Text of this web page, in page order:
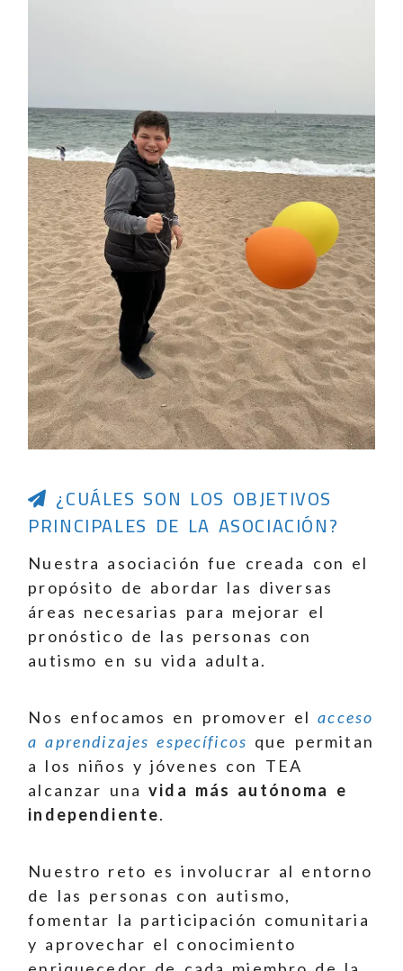
¿CUÁLES SON LOS OBJETIVOS
PRINCIPALES DE LA ASOCIACIÓN?
Nuestra asociación fue creada con el
propósito de abordar las diversas
áreas necesarias para mejorar el
pronóstico de las personas con
autismo en su vida adulta.
Nos enfocamos en promover elacceso
a aprendizajes específicos que permitan
a los niños y jóvenes con TEA
alcanzar unavida más autónoma e
independiente.
Nuestro reto es involucrar al entorno
de las personas con autismo,
fomentar la participación comunitaria
y aprovechar el conocimiento